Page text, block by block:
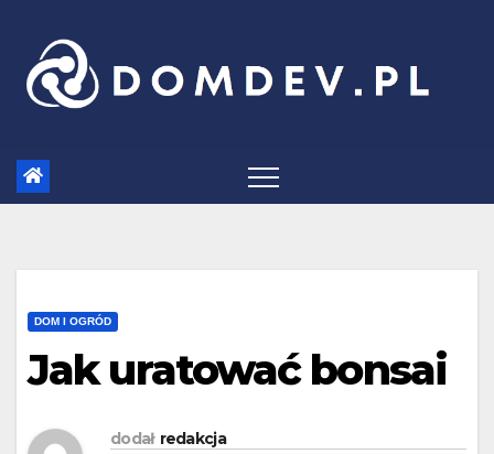
content
DOM I OGRÓD
Jak uratować bonsai
dodał redakcja